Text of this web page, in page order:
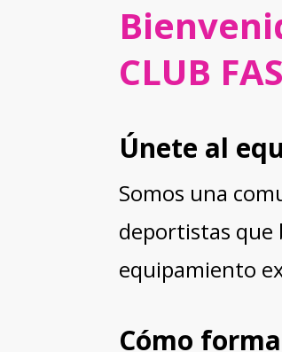
CLUB
Únete al
Somos una
deportistas que
equipamiento
Cómo